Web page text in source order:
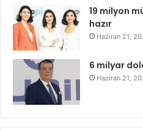
19 milyon
hazır
Haziran 21,
6 milyar
Haziran 21,